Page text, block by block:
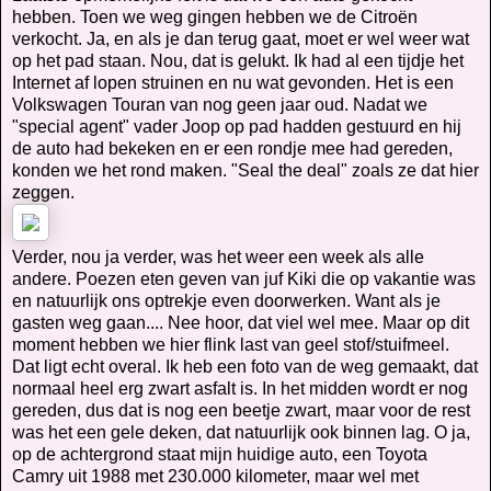
hebben. Toen we weg gingen hebben we de Citroën
verkocht. Ja, en als je dan terug gaat, moet er wel weer wat
op het pad staan. Nou, dat is gelukt. Ik had al een tijdje het
Internet af lopen struinen en nu wat gevonden. Het is een
Volkswagen Touran van nog geen jaar oud. Nadat we
"special agent" vader Joop op pad hadden gestuurd en hij
de auto had bekeken en er een rondje mee had gereden,
konden we het rond maken. "Seal the deal" zoals ze dat hier
zeggen.
Verder, nou ja verder, was het weer een week als alle
andere. Poezen eten geven van juf Kiki die op vakantie was
en natuurlijk ons optrekje even doorwerken. Want als je
gasten weg gaan.... Nee hoor, dat viel wel mee. Maar op dit
moment hebben we hier flink last van geel stof/stuifmeel.
Dat ligt echt overal. Ik heb een foto van de weg gemaakt, dat
normaal heel erg zwart asfalt is. In het midden wordt er nog
gereden, dus dat is nog een beetje zwart, maar voor de rest
was het een gele deken, dat natuurlijk ook binnen lag. O ja,
op de achtergrond staat mijn huidige auto, een Toyota
Camry uit 1988 met 230.000 kilometer, maar wel met